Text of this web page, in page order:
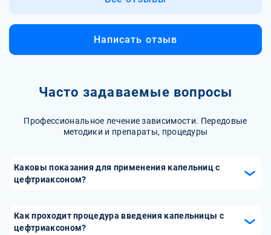
Написать отзыв
Часто задаваемые вопросы
Профессиональное лечение зависимости. Передовые
методики и препараты, процедуры
Каковы показания для применения капельниц с
цефтриаксоном?
бактериальных инфекциях средней и тяжелой степени,
таких как пневмония, менингит, сепсис, инфекции костей
Как проходит процедура введения капельницы с
цефтриаксоном?